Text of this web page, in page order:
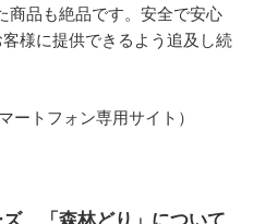
商品も絶品です。安全で安心
様に提供できるよう追及し続
トフォン専用サイト）